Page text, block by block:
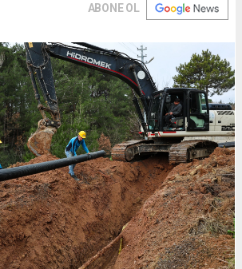
ABONE OL